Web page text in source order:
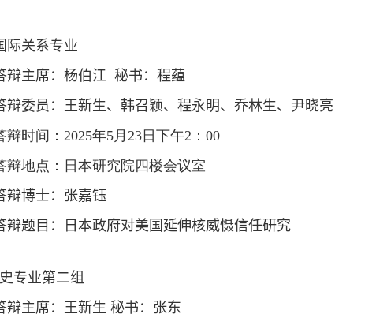
际关系专业
辩主席： 杨伯江 秘书： 程蕴
辩委员： 王新生、韩召颖、程永明、乔林生、尹晓亮
辩时间： 2025年5月 23 日下午2 ： 00
辩地点：日本研究院四楼会议室
辩博士： 张嘉钰
辩题目：
日本政府对美国延伸核威慑信任研究
专业第二组
辩主席： 王新生 秘书：张东